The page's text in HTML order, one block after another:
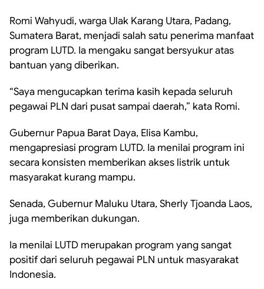
Romi Wahyudi, warga Ulak Karang Utara, Padang,
Sumatera Barat, menjadi salah satu penerima manfaat
program LUTD. Ia mengaku sangat bersyukur atas
bantuan yang diberikan.
“Saya mengucapkan terima kasih kepada seluruh
pegawai PLN dari pusat sampai daerah,” kata Romi.
Gubernur Papua Barat Daya, Elisa Kambu,
mengapresiasi program LUTD. Ia menilai program ini
secara konsisten memberikan akses listrik untuk
masyarakat kurang mampu.
Senada, Gubernur Maluku Utara, Sherly Tjoanda Laos,
juga memberikan dukungan.
Ia menilai LUTD merupakan program yang sangat
positif dari seluruh pegawai PLN untuk masyarakat
Indonesia.